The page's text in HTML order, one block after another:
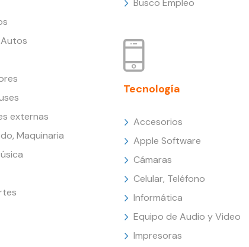
externas
Maquinaria
Busco Empleo
Tecnología
Accesorios
Apple Software
Cámaras
Celular, Teléfono
Informática
Equipo de Audio y Video
Impresoras